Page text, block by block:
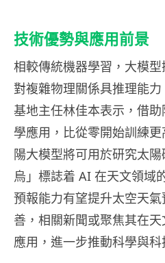
技術優勢與應用前景
相較傳統機器學習，大模型
對複雜物理關係具推理能
基地主任林佳本表示，借
學應用，比從零開始訓練
陽大模型將可用於研究太
烏」標誌着 AI 在天文領域
預報能力有望提升太空天
善，相關新聞或聚焦其在
應用，進一步推動科學與科